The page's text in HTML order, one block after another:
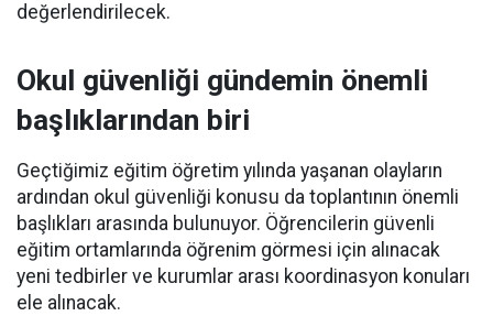
değerlendirilecek.
Okul güvenliği gündemin önemli
başlıklarından biri
Geçtiğimiz eğitim öğretim yılında yaşanan olayların
ardından okul güvenliği konusu da toplantının önemli
başlıkları arasında bulunuyor. Öğrencilerin güvenli
eğitim ortamlarında öğrenim görmesi için alınacak
yeni tedbirler ve kurumlar arası koordinasyon konuları
ele alınacak.